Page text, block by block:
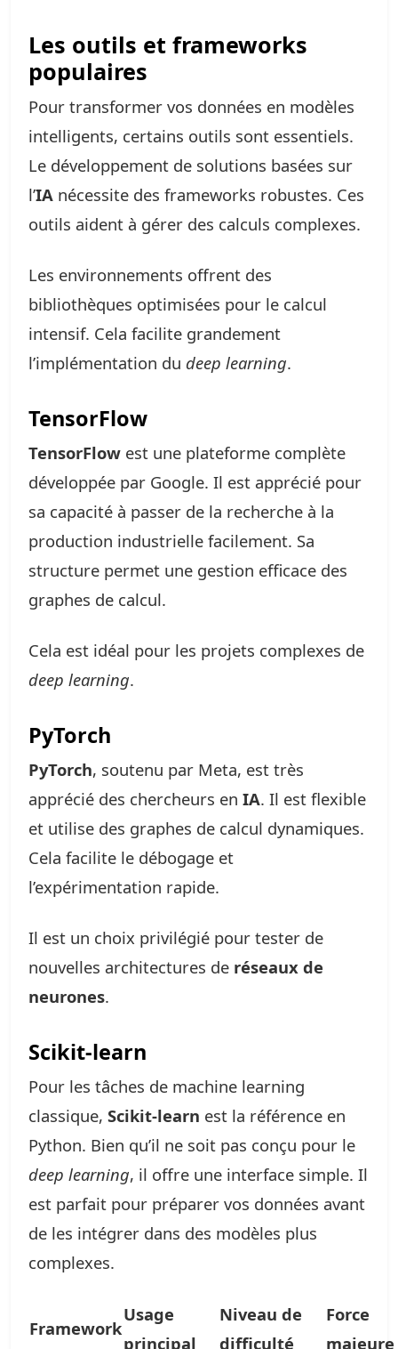
Les outils et frameworks
populaires
Pour transformer vos données en modèles
intelligents, certains outils sont essentiels.
Le développement de solutions basées sur
l’IA nécessite des frameworks robustes. Ces
outils aident à gérer des calculs complexes.
Les environnements offrent des
bibliothèques optimisées pour le calcul
intensif. Cela facilite grandement
l’implémentation du deep learning.
TensorFlow
TensorFlow est une plateforme complète
développée par Google. Il est apprécié pour
sa capacité à passer de la recherche à la
production industrielle facilement. Sa
structure permet une gestion efficace des
graphes de calcul.
Cela est idéal pour les projets complexes de
deep learning.
PyTorch
PyTorch, soutenu par Meta, est très
apprécié des chercheurs en IA. Il est flexible
et utilise des graphes de calcul dynamiques.
Cela facilite le débogage et
l’expérimentation rapide.
Il est un choix privilégié pour tester de
nouvelles architectures de réseaux de
neurones.
Scikit-learn
Pour les tâches de machine learning
classique, Scikit-learn est la référence en
Python. Bien qu’il ne soit pas conçu pour le
deep learning, il offre une interface simple. Il
est parfait pour préparer vos données avant
de les intégrer dans des modèles plus
complexes.
Framework
Usage
principal
Niveau de
difficulté
Force
majeure